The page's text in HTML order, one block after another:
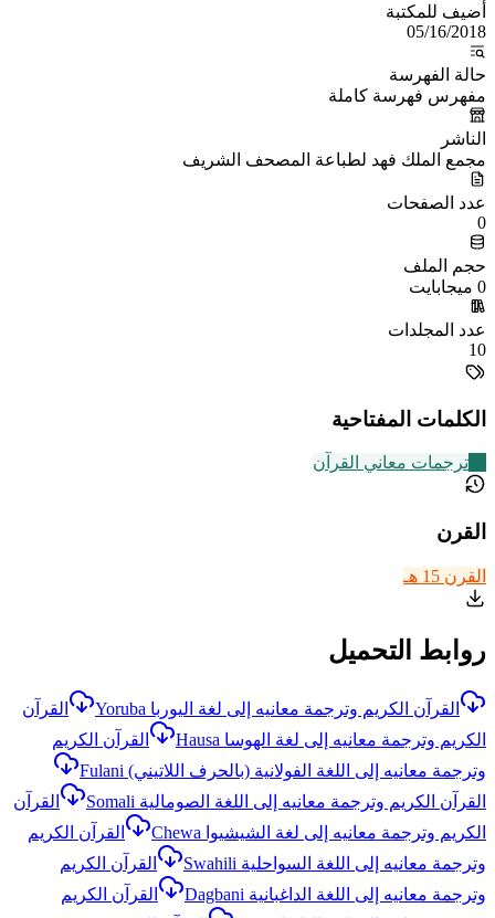
أُضيف للمكتبة
05/16/2018
حالة الفهرسة
مفهرس فهرسة كاملة
الناشر
مجمع الملك فهد لطباعة المصحف الشريف
عدد الصفحات
0
حجم الملف
0 ميجابايت
عدد المجلدات
10
الكلمات المفتاحية
ترجمات معاني القرآن
القرن
القرن 15 هـ
روابط التحميل
القرآن الكريم وترجمة معانيه إلى لغة اليوربا Yoruba
القرآن
الكريم وترجمة معانيه إلى لغة الهوسا Hausa
القرآن الكريم
وترجمة معانيه إلى اللغة الفولانية (بالحرف اللاتيني) Fulani
القرآن الكريم وترجمة معانيه إلى اللغة الصومالية Somali
القرآن
الكريم وترجمة معانيه إلى لغة الشيشيوا Chewa
القرآن الكريم
وترجمة معانيه إلى اللغة السواحلية Swahili
القرآن الكريم
وترجمة معانيه إلى اللغة الداغبانية Dagbani
القرآن الكريم